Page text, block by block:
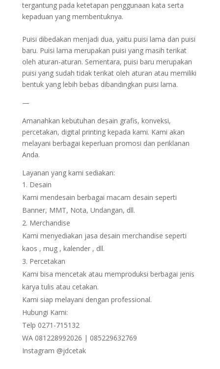
tergantung pada ketetapan penggunaan kata serta
kepaduan yang membentuknya.
Puisi dibedakan menjadi dua, yaitu puisi lama dan puisi
baru. Puisi lama merupakan puisi yang masih terikat
oleh aturan-aturan. Sementara, puisi baru merupakan
puisi yang sudah tidak terikat oleh aturan atau memiliki
bentuk yang lebih bebas dibandingkan puisi lama.
—
Amanahkan kebutuhan desain grafis, konveksi,
percetakan, digital printing kepada kami. Kami akan
melayani berbagai keperluan promosi dan periklanan
Anda.
Layanan yang kami sediakan:
Desain
Kami mendesain berbagai macam desain seperti
Banner, MMT, Nota, Undangan, dll.
Merchandise
Kami menyediakan jasa desain merchandise seperti
kaos , mug , kalender , dll.
Percetakan
Kami bisa mencetak atau memproduksi berbagai jenis
karya tulis atau cetakan.
Kami siap melayani dengan professional.
Hubungi Kami:
Telp 0271-715132
WA 081228992026 | 085229632769
Instagram @jdcetak